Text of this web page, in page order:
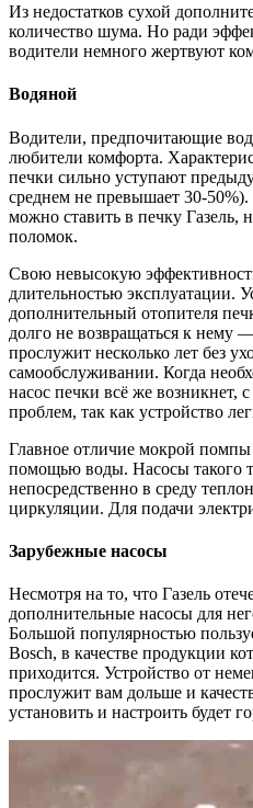
Из недостатков сухой
количество шума. Но ради
водители немного жертвуют
Водяной
Водители, предпочитающие
любители комфорта.
печки сильно уступают
среднем не превышает 30-50%).
можно ставить в печку Газель,
поломок.
Свою невысокую
длительностью эксплуатации.
дополнительный отопителя
долго не возвращаться к нему
прослужит несколько лет без
самообслуживании. Когда
насос печки всё же возникнет,
проблем, так как устройство
Главное отличие мокрой
помощью воды. Насосы такого
непосредственно в среду
циркуляции. Для подачи
Зарубежные насосы
Несмотря на то, что Газель
дополнительные насосы для
Большой популярностью
Bosch, в качестве продукции
приходится. Устройство от
прослужит вам дольше и
установить и настроить будет